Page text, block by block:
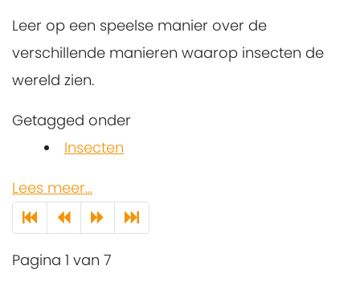
Leer op een speelse manier over de
verschillende manieren waarop insecten de
wereld zien.
Getagged onder
Insecten
Lees meer...
Pagina 1 van 7